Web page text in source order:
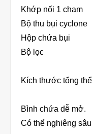
Khớp nối 1 chạm
Bộ thu bụi cyclone
Hộp chứa bụi
Bộ lọc
Kích thước tổng
Bình chứa dễ mở.
Có thể nghiêng